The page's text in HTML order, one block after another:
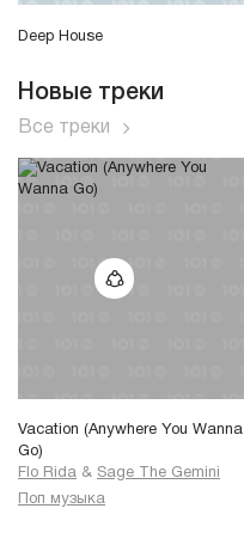
Deep House
Новые треки
Все треки
Vacation (Anywhere You Wanna
Go)
Flo Rida & Sage The Gemini
Поп музыка